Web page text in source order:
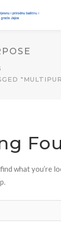
find what you’re